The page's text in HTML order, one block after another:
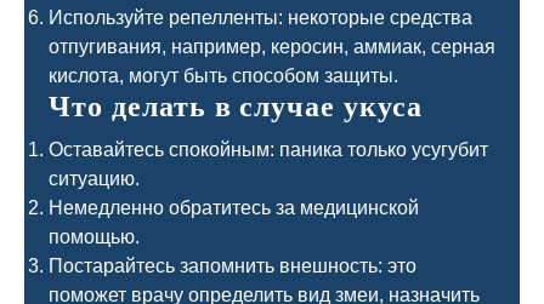
Используйте репелленты: некоторые средства
отпугивания, например, керосин, аммиак, серная
кислота, могут быть способом защиты.
Что делать в случае укуса
Оставайтесь спокойным: паника только усугубит
ситуацию.
Немедленно обратитесь за медицинской
помощью.
Постарайтесь запомнить внешность: это
поможет врачу определить вид змеи, назначить